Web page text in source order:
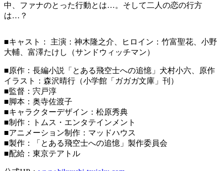
中、ファナのとった行動とは…。そして二人の恋の行方
は…？
■キャスト： 主演：神木隆之介、ヒロイン：竹富聖花、小野
大輔、富澤たけし（サンドウィッチマン）
■原作：長編小説「とある飛空士への追憶」犬村小六、原作
イラスト：森沢晴行（小学館「ガガガ文庫」刊）
■監督：宍戸淳
■脚本：奥寺佐渡子
■キャラクターデザイン：松原秀典
■制作：トムス・エンタテインメント
■アニメーション制作：マッドハウス
■製作：「とある飛空士への追憶」製作委員会
■配給：東京テアトル